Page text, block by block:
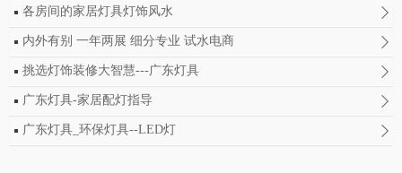
各房间的家居灯具灯饰风水
内外有别 一年两展 细分专业 试水电商
挑选灯饰装修大智慧---广东灯具
广东灯具-家居配灯指导
广东灯具_环保灯具--LED灯